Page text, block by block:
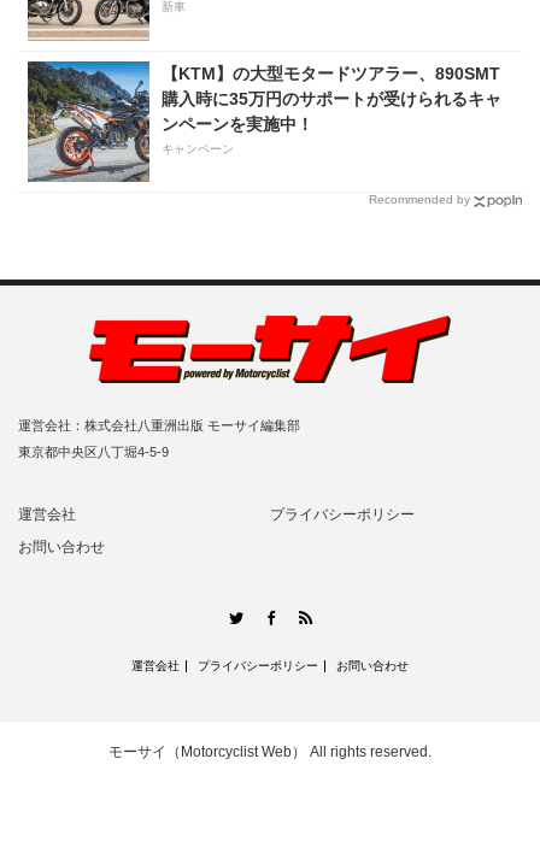
新車
【KTM】の大型モタードツアラー、890SMT
購入時に35万円のサポートが受けられるキャ
ンペーンを実施中！
キャンペーン
Recommended by
運営会社：株式会社八重洲出版 モーサイ編集部
東京都中央区八丁堀4-5-9
運営会社
プライバシーポリシー
お問い合わせ
TwitterFacebook
運営会社 プライバシーポリシー お問い合わせ
モーサイ（Motorcyclist Web） All rights reserved.